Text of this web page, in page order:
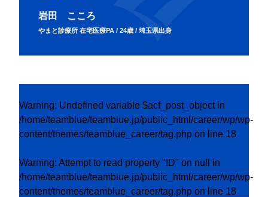
岩田 こころ
やまと診療所 在宅医療PA / 24歳 / 埼玉県出身
Warning: Undefined variable $acf_post_object in
/home/teamblue/teamblue.jp/public_html/career/wp/wp-
content/themes/teamblue_career/tag.php on line 18
Warning: Attempt to read property "ID" on null in
/home/teamblue/teamblue.jp/public_html/career/wp/wp-
content/themes/teamblue_career/tag.php on line 18